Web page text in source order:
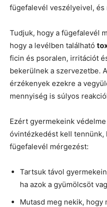
fügefalevél veszélyeivel,
Tudjuk, hogy a fügefalevél
hogy a levélben található
ficin és psoralen, irritációt
bekerülnek a szervezetbe. A
érzékenyek ezekre a
mennyiség is súlyos
Ezért gyermekeink
óvintézkedést kell tennünk,
fügefalevél mérgezést:
Tartsuk távol
ha azok a gyümölcsöt
Mutasd meg nekik,